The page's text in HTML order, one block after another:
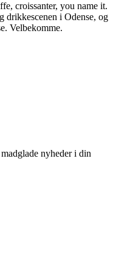
croissanter, you name it.
drikkescenen i Odense, og
Velbekomme.
nyheder i din